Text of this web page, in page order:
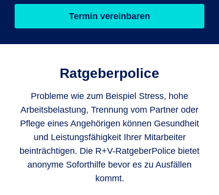
Termin vereinbaren
Ratgeberpolice
Probleme wie zum Beispiel Stress, hohe
Arbeitsbelastung, Trennung vom Partner oder
Pflege eines Angehörigen können Gesundheit
und Leistungsfähigkeit Ihrer Mitarbeiter
beinträchtigen. Die R+V-RatgeberPolice bietet
anonyme Soforthilfe bevor es zu Ausfällen
kommt.